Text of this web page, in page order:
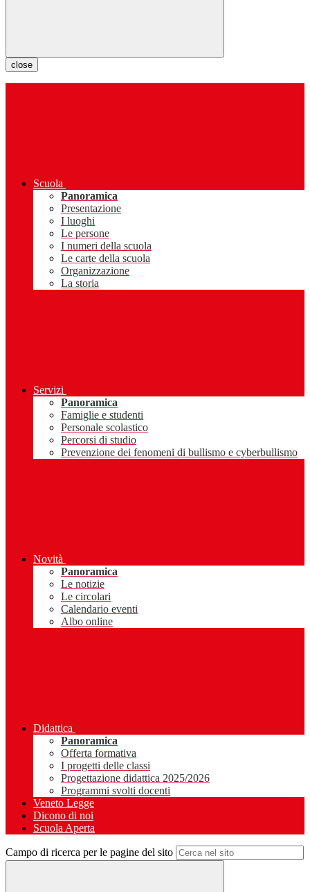
close
Scuola
Panoramica
Presentazione
I luoghi
Le persone
I numeri della scuola
Le carte della scuola
Organizzazione
La storia
Servizi
Panoramica
Famiglie e studenti
Personale scolastico
Percorsi di studio
Prevenzione dei fenomeni di bullismo e cyberbullismo
Novità
Panoramica
Le notizie
Le circolari
Calendario eventi
Albo online
Didattica
Panoramica
Offerta formativa
I progetti delle classi
Progettazione didattica 2025/2026
Programmi svolti docenti
Veneto Legge
Dicono di noi
Scuola Aperta
Campo di ricerca per le pagine del sito